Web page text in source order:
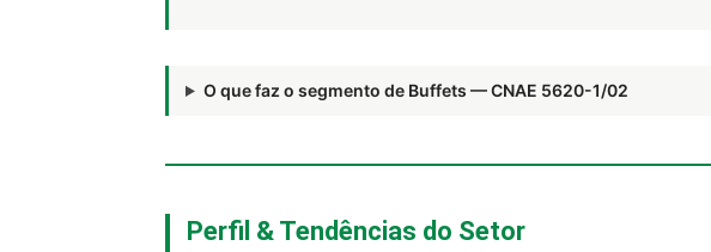
O que faz o segmento de Buffets — CNAE 5620-1/02
Perfil & Tendências do Setor